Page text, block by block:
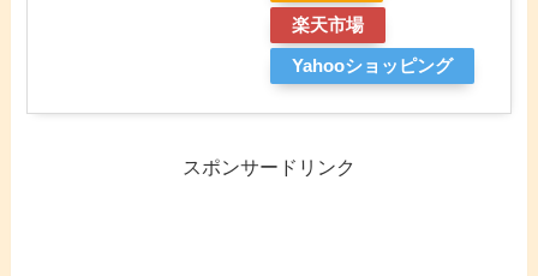
楽天市場
Yahooショッピング
スポンサードリンク